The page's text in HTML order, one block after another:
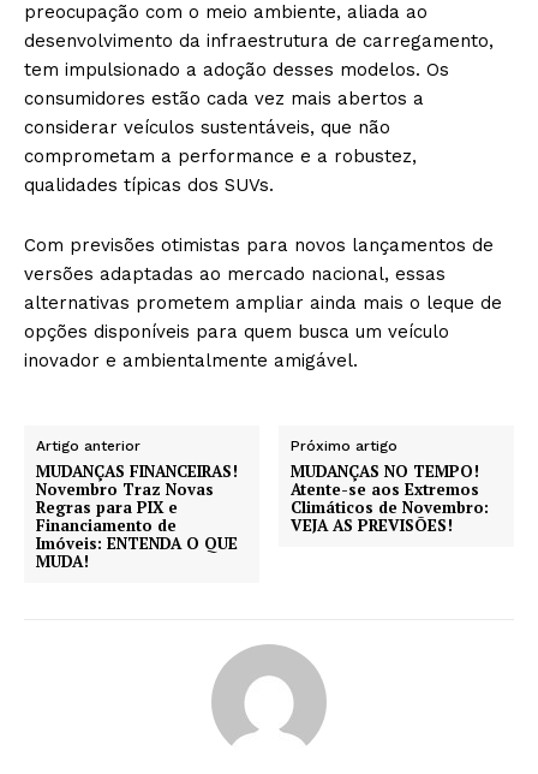
preocupação com o meio ambiente, aliada ao
desenvolvimento da infraestrutura de carregamento,
tem impulsionado a adoção desses modelos. Os
consumidores estão cada vez mais abertos a
considerar veículos sustentáveis, que não
comprometam a performance e a robustez,
qualidades típicas dos SUVs.
Com previsões otimistas para novos lançamentos de
versões adaptadas ao mercado nacional, essas
alternativas prometem ampliar ainda mais o leque de
opções disponíveis para quem busca um veículo
inovador e ambientalmente amigável.
Artigo anterior
MUDANÇAS FINANCEIRAS!
Novembro Traz Novas
Regras para PIX e
Financiamento de
Imóveis: ENTENDA O QUE
MUDA!
Próximo artigo
MUDANÇAS NO TEMPO!
Atente-se aos Extremos
Climáticos de Novembro:
VEJA AS PREVISÕES!